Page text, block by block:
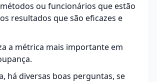
ou funcionários que estão
resultados que são eficazes e
a métrica mais importante em
há diversas boas perguntas, se